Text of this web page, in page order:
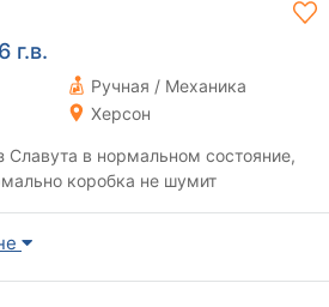
г.в.
Ручная / Механика
Херсон
Славута в нормальном состояние,
коробка не шумит